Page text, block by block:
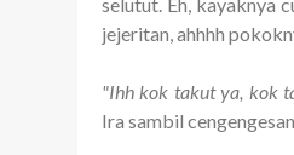
selutut. Eh, kayaknya
jejeritan, ahhhh
"Ihh kok takut ya, kok
Ira sambil cengengesan